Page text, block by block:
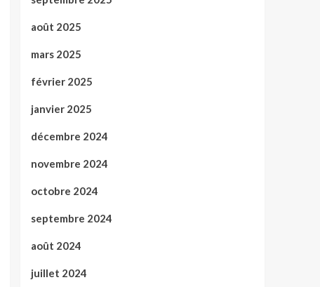
août 2025
mars 2025
février 2025
janvier 2025
décembre 2024
novembre 2024
octobre 2024
septembre 2024
août 2024
juillet 2024